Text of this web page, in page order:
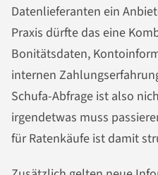
Datenlieferanten ein
Praxis dürfte das eine
Bonitätsdaten,
internen
Schufa-Abfrage ist also
irgendetwas muss
für Ratenkäufe ist damit